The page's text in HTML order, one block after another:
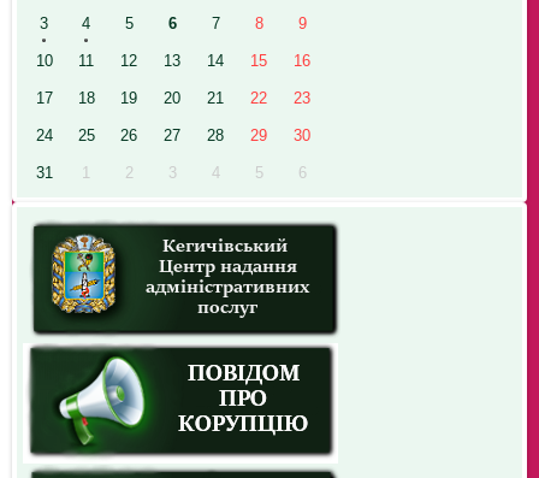
3 4 5 6 7 8 9
10 11 12 13 14 15 16
17 18 19 20 21 22 23
24 25 26 27 28 29 30
31 1 2 3 4 5 6